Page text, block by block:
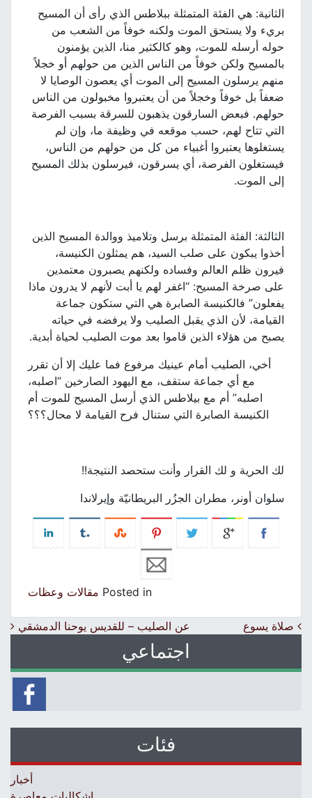
الثانية: هي الفئة المتمثلة ببلاطس الذي رأى أن المسيح
بريء ولا يستحق الموت ولكنه خوفاً من الشعب من
حوله أرسله للموت، وهو كالكثير منا، الذين يؤمنون
بالمسيح ولكن خوفاً من الناس الذين من حولهم أو خجلاً
منهم يرسلون المسيح إلى الموت أي يعصون الوصايا لا
ضعفاً بل خوفاً وخجلاً من أن يعتبروا مخبولون من الناس
حولهم. فبعض السارقون يذهبون للسرقة بسبب الفرصة
التي تتاح لهم، حسب موقعه في وظيفة ما، وإن لم
يستغلوها يعتبروا أغبياء من كل من حولهم من الناس،
فيستغلون الفرصة، أي يسرقون، فيرسلون بذلك المسيح
إلى الموت.
الثالثة: الفئة المتمثلة برسل وتلاميذ ووالدة المسيح الذين
أخذوا يبكون على صلب السيد، هم يمثلون الكنيسة،
فيرون ظلم العالم وفساده ولكنهم يصبرون معتمدين
على صرخة المسيح: “اغفر لهم يا أبت لأنهم لا يدرون ماذا
يفعلون” فالكنيسة الصابرة هي التي ستكون جماعة
القيامة، لأن الذي يقبل الصليب ولا يرفضه في حياته
يصبح من هؤلاء الذين قاموا بعد موت الصليب لحياة أبدية.
أخي، الصليب أمام عينيك مرفوع فما عليك إلا أن تقرر
مع أي جماعة ستقف، مع اليهود الصارخين “اصلبه،
اصلبه” أم مع بيلاطس الذي أرسل المسيح للموت أم
الكنيسة الصابرة التي ستنال فرح القيامة لا محال؟؟؟
لك الحرية و لك القرار وأنت ستحصد النتيجة!!
سلوان أونر، مطران الجزُر البريطانيّة وإيرلاندا
Posted in مقالات وعظات
Post navigation
صلاة يسوع عن الصليب – للقديس يوحنا الدمشقي
اجتماعي
فئات
أخبار